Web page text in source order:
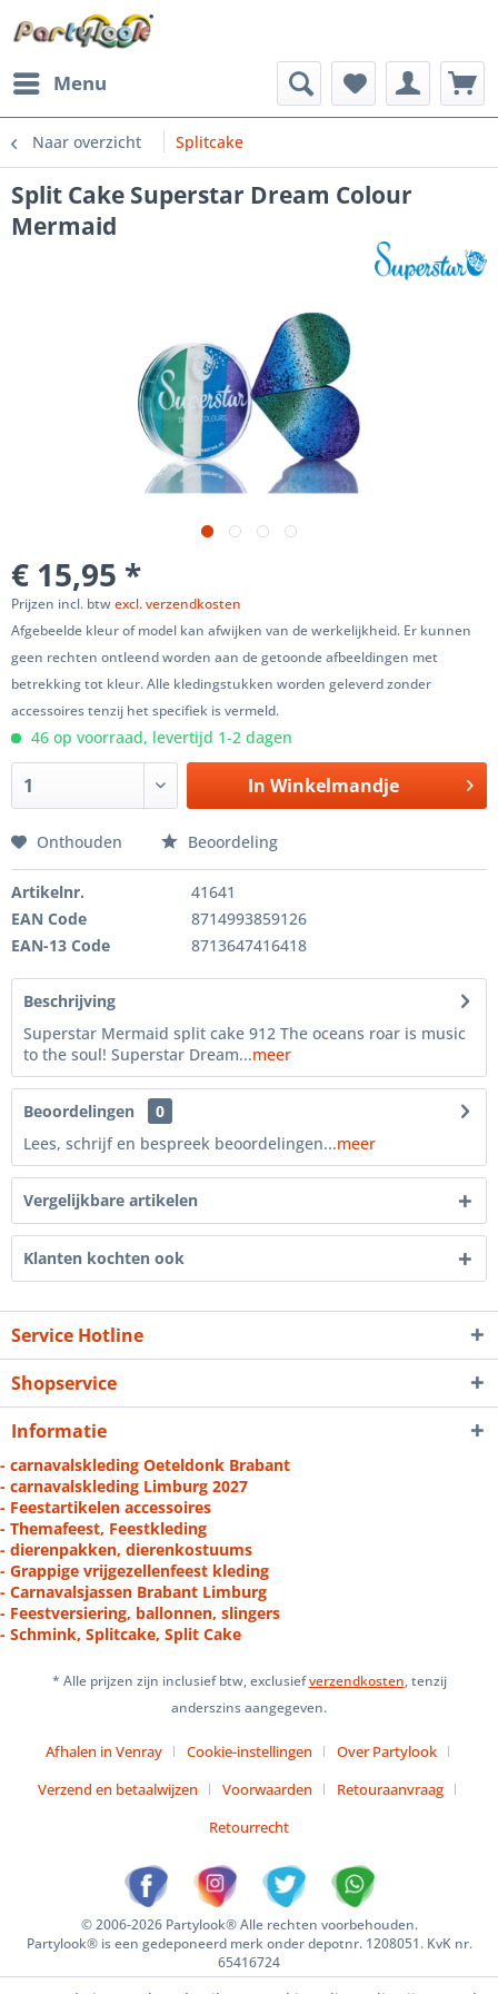
Menu
Naar overzicht Splitcake
Split Cake Superstar Dream Colour
Mermaid
€ 15,95 *
Prijzen incl. btwexcl. verzendkosten
Afgebeelde kleur of model kan afwijken van de werkelijkheid. Er kunnen
geen rechten ontleend worden aan de getoonde afbeeldingen met
betrekking tot kleur. Alle kledingstukken worden geleverd zonder
accessoires tenzij het specifiek is vermeld.
46 op voorraad, levertijd 1-2 dagen
In Winkelmandje
Onthouden Beoordeling
Artikelnr.
41641
EAN Code
8714993859126
EAN-13 Code
8713647416418
Beschrijving
Superstar Mermaid split cake 912 The oceans roar is music
to the soul! Superstar Dream...meer
Beoordelingen
0
Lees, schrijf en bespreek beoordelingen...meer
Vergelijkbare artikelen
Klanten kochten ook
Service Hotline
Shopservice
Informatie
- carnavalskleding Oeteldonk Brabant
- carnavalskleding Limburg 2027
- Feestartikelen accessoires
- Themafeest, Feestkleding
- dierenpakken, dierenkostuums
- Grappige vrijgezellenfeest kleding
- Carnavalsjassen Brabant Limburg
- Feestversiering, ballonnen, slingers
- Schmink, Splitcake, Split Cake
* Alle prijzen zijn inclusief btw, exclusiefverzendkosten, tenzij
anderszins aangegeven.
Afhalen in Venray Cookie-instellingen
Over Partylook
Verzend en betaalwijzen
Voorwaarden
Retouraanvraag
Retourrecht
© 2006-2026 Partylook® Alle rechten voorbehouden.
Partylook® is een gedeponeerd merk onder depotnr. 1208051. KvK nr.
65416724